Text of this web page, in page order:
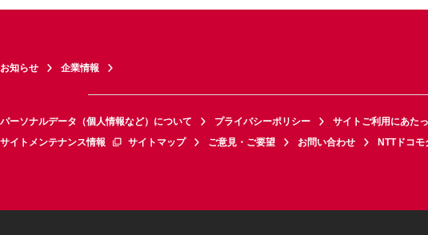
お知らせ 企業情報
パーソナルデータ（個人情報など）について プライバシーポリシー サイトご利用にあた
サイトメンテナンス情報
サイトマップ ご意見・ご要望 お問い合わせ NTTドコ